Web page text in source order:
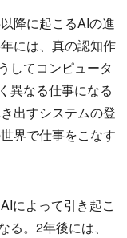
降に起こるAIの進
には、真の認知作
してコンピュータ
異なる仕事になる
出すシステムの登
界で仕事をこなす
によって引き起こ
。2年後には、